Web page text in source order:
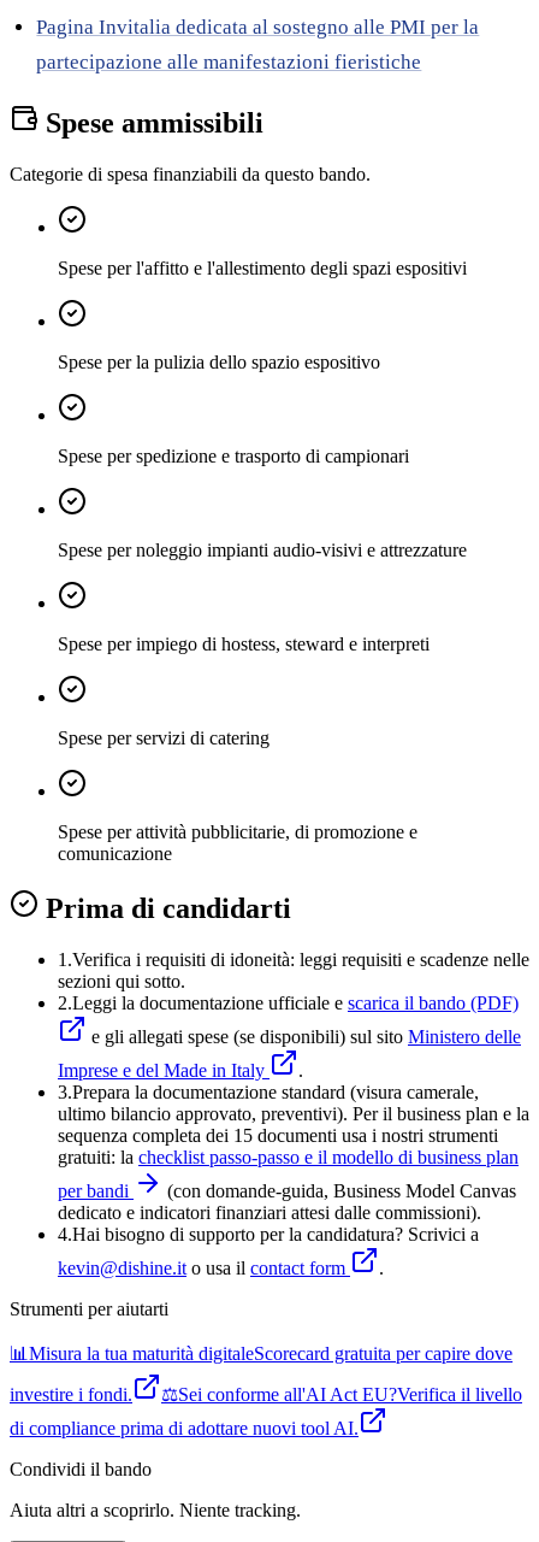
Pagina Invitalia dedicata al sostegno alle PMI per la
partecipazione alle manifestazioni fieristiche
Spese ammissibili
Categorie di spesa finanziabili da questo bando.
Spese per l'affitto e l'allestimento degli spazi espositivi
Spese per la pulizia dello spazio espositivo
Spese per spedizione e trasporto di campionari
Spese per noleggio impianti audio-visivi e attrezzature
Spese per impiego di hostess, steward e interpreti
Spese per servizi di catering
Spese per attività pubblicitarie, di promozione e
comunicazione
Prima di candidarti
1.Verifica i requisiti di idoneità: leggi requisiti e scadenze nelle
sezioni qui sotto.
2.Leggi la documentazione ufficiale e scarica il bando (PDF)
e gli allegati spese (se disponibili) sul sito Ministero delle
Imprese e del Made in Italy
.
3.Prepara la documentazione standard (visura camerale,
ultimo bilancio approvato, preventivi). Per il business plan e la
sequenza completa dei 15 documenti usa i nostri strumenti
gratuiti: la checklist passo-passo e il modello di business plan
per bandi
(con domande-guida, Business Model Canvas
dedicato e indicatori finanziari attesi dalle commissioni).
4.Hai bisogno di supporto per la candidatura? Scrivici a
kevin@dishine.it o usa il contact form
.
Strumenti per aiutarti
📊 Misura la tua maturità digitaleScorecard gratuita per capire dove
investire i fondi.
⚖️Sei conforme all'AI Act EU?Verifica il livello
di compliance prima di adottare nuovi tool AI.
Condividi il bando
Aiuta altri a scoprirlo. Niente tracking.